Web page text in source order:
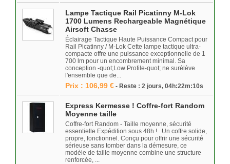
Lampe Tactique Rail Picatinny M-Lok
1700 Lumens Rechargeable Magnétique
Airsoft Chasse
Éclairage Tactique Haute Puissance Compact pour
Rail Picatinny / M-Lok Cette lampe tactique ultra-
compacte offre une puissance exceptionnelle de 1
700 lm pour un encombrement minimal. Sa
conception -quot;Low Profile-quot; ne surélève
l'ensemble que de...
Prix : 106,99 € - Reste : 2 jours, 04h:22m:10s
Express Kermesse ! Coffre-fort Random
Moyenne taille
Coffre-fort Random - Taille moyenne, sécurité
essentielle Expédition sous 48h ! Un coffre solide,
propre, fonctionnel. Conçu pour offrir une sécurité
sérieuse sans tomber dans la démesure, ce
modèle de taille moyenne combine une structure
renforcée, ...